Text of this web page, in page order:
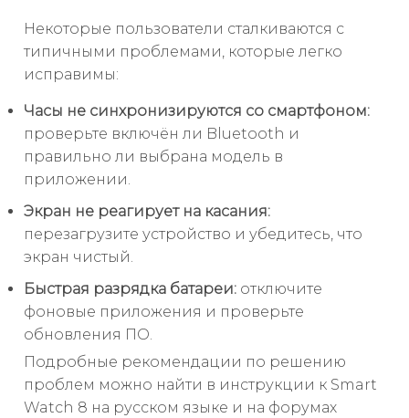
Некоторые пользователи сталкиваются с
типичными проблемами, которые легко
исправимы:
Часы не синхронизируются со смартфоном:
проверьте включён ли Bluetooth и
правильно ли выбрана модель в
приложении.
Экран не реагирует на касания:
перезагрузите устройство и убедитесь, что
экран чистый.
Быстрая разрядка батареи: отключите
фоновые приложения и проверьте
обновления ПО.
Подробные рекомендации по решению
проблем можно найти в инструкции к Smart
Watch 8 на русском языке и на форумах